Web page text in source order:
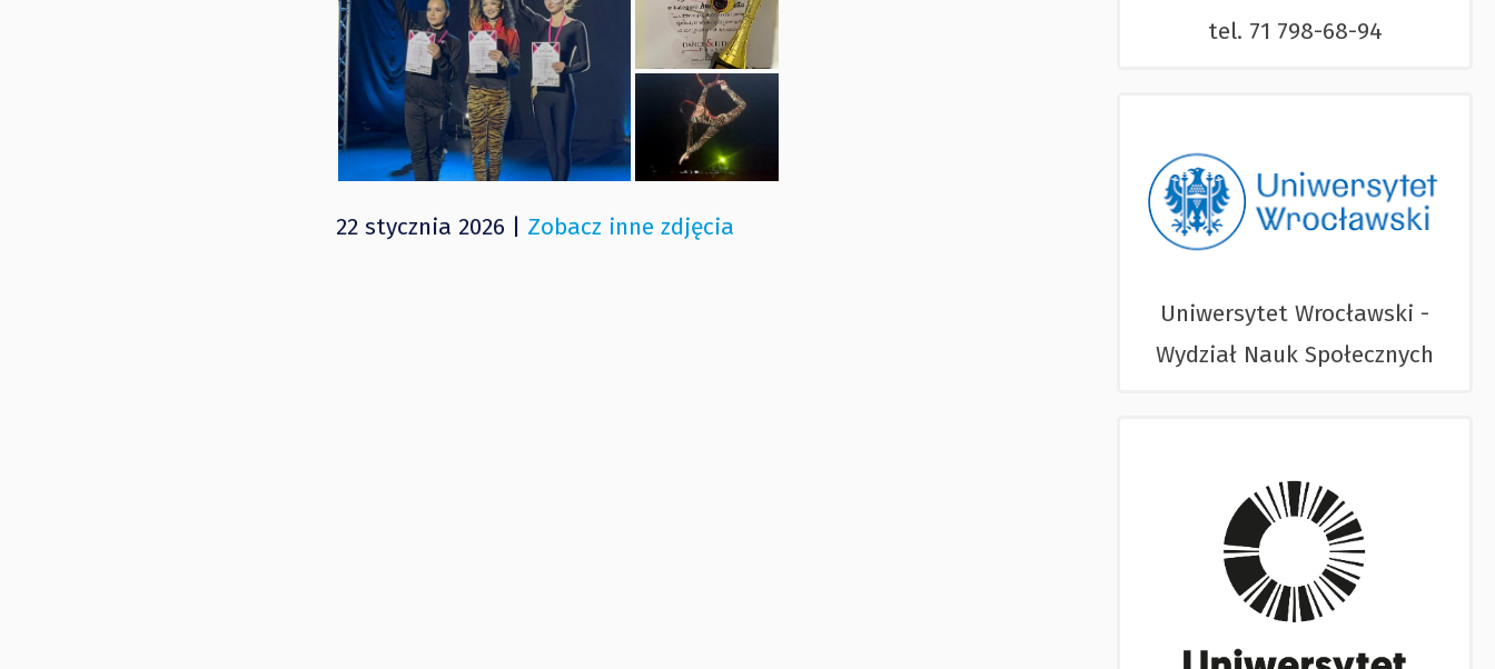
22 stycznia 2026 | Zobacz inne zdjęcia
tel. 71 798-68-94
Uniwersytet Wrocławski -
Wydział Nauk Społecznych